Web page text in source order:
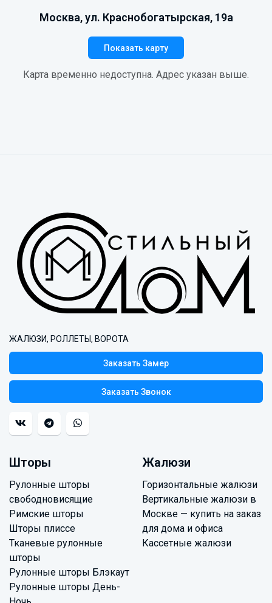
Москва, ул. Краснобогатырская, 19а
Показать карту
Карта временно недоступна. Адрес указан выше.
ЖАЛЮЗИ, РОЛЛЕТЫ, ВОРОТА
Заказать Замер
Заказать Звонок
Шторы
Рулонные шторы
свободновисящие
Римские шторы
Шторы плиссе
Тканевые рулонные
шторы
Рулонные шторы Блэкаут
Рулонные шторы День-
Жалюзи
Горизонтальные жалюзи
Вертикальные жалюзи в
Москве — купить на заказ
для дома и офиса
Кассетные жалюзи